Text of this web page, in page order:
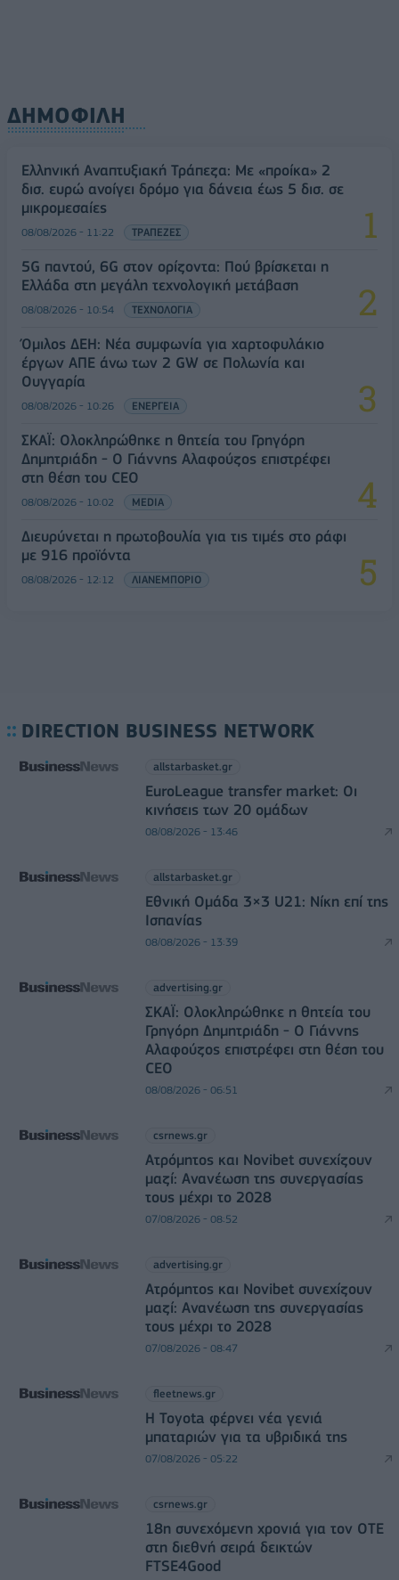
ΔΗΜΟΦΙΛΗ
Ελληνική Αναπτυξιακή Τράπεζα: Με «προίκα» 2
δισ. ευρώ ανοίγει δρόμο για δάνεια έως 5 δισ. σε
μικρομεσαίες
08/08/2026 - 11:22 ΤΡΑΠΕΖΕΣ
5G παντού, 6G στον ορίζοντα: Πού βρίσκεται η
Ελλάδα στη μεγάλη τεχνολογική μετάβαση
08/08/2026 - 10:54 ΤΕΧΝΟΛΟΓΙΑ
Όμιλος ΔΕΗ: Νέα συμφωνία για χαρτοφυλάκιο
έργων ΑΠΕ άνω των 2 GW σε Πολωνία και
Ουγγαρία
08/08/2026 - 10:26 ΕΝΕΡΓΕΙΑ
ΣΚΑΪ: Ολοκληρώθηκε η θητεία του Γρηγόρη
Δημητριάδη - Ο Γιάννης Αλαφούζος επιστρέφει
στη θέση του CEO
08/08/2026 - 10:02 MEDIA
Διευρύνεται η πρωτοβουλία για τις τιμές στο ράφι
με 916 προϊόντα
08/08/2026 - 12:12 ΛΙΑΝΕΜΠΟΡΙΟ
DIRECTION BUSINESS NETWORK
allstarbasket.gr
EuroLeague transfer market: Οι
κινήσεις των 20 ομάδων
08/08/2026 - 13:46
allstarbasket.gr
Εθνική Ομάδα 3×3 U21: Νίκη επί της
Ισπανίας
08/08/2026 - 13:39
advertising.gr
ΣΚΑΪ: Ολοκληρώθηκε η θητεία του
Γρηγόρη Δημητριάδη - Ο Γιάννης
Αλαφούζος επιστρέφει στη θέση του
CEO
08/08/2026 - 06:51
csrnews.gr
Ατρόμητος και Novibet συνεχίζουν
μαζί: Ανανέωση της συνεργασίας
τους μέχρι το 2028
07/08/2026 - 08:52
advertising.gr
Ατρόμητος και Novibet συνεχίζουν
μαζί: Ανανέωση της συνεργασίας
τους μέχρι το 2028
07/08/2026 - 08:47
fleetnews.gr
Η Toyota φέρνει νέα γενιά
μπαταριών για τα υβριδικά της
07/08/2026 - 05:22
csrnews.gr
18η συνεχόμενη χρονιά για τον ΟΤΕ
στη διεθνή σειρά δεικτών
FTSE4Good